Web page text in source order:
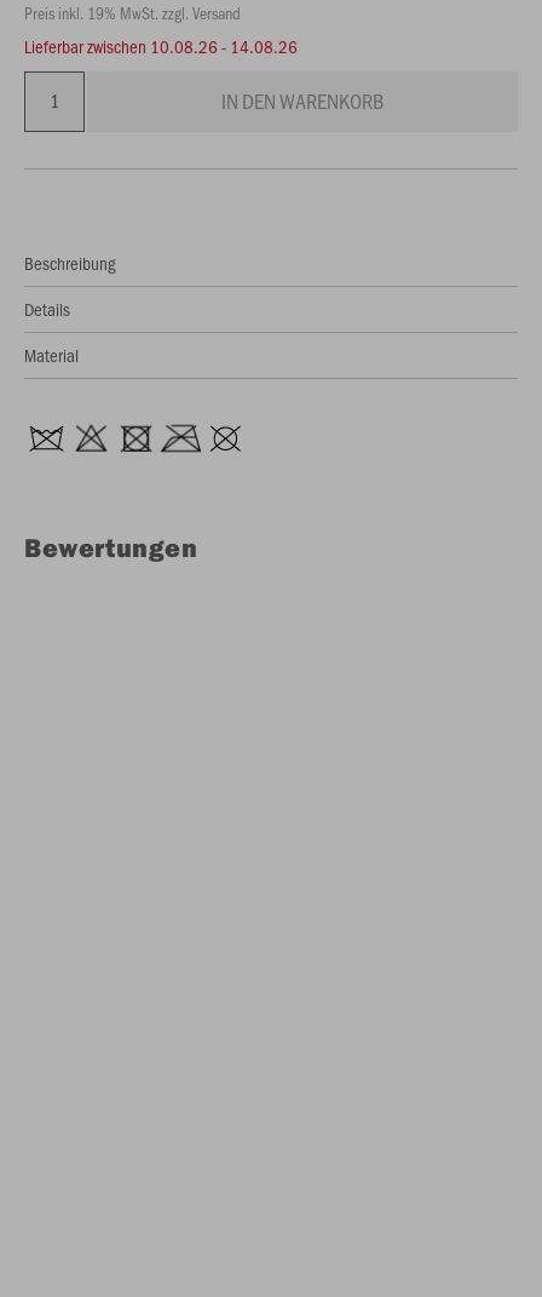
Preis inkl. 19% MwSt. zzgl. Versand
Lieferbar zwischen 10.08.26 - 14.08.26
IN DEN WARENKORB
Beschreibung
Details
Material
Bewertungen